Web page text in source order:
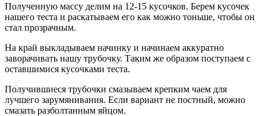
Полученную массу делим на 12-15 кусочков. Берем кусочек
нашего теста и раскатываем его как можно тоньше, чтобы он
стал прозрачным.
На край выкладываем начинку и начинаем аккуратно
заворачивать нашу трубочку. Таким же образом поступаем с
оставшимися кусочками теста.
Получившиеся трубочки смазываем крепким чаем для
лучшего зарумянивания. Если вариант не постный, можно
смазать разболтанным яйцом.